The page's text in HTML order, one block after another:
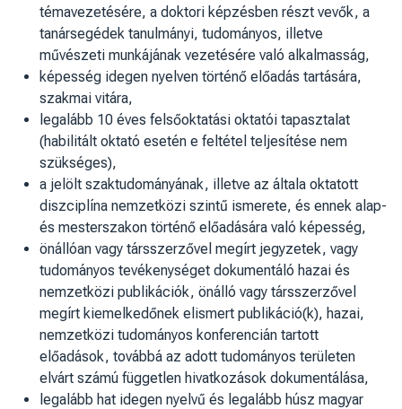
témavezetésére, a doktori képzésben részt vevők, a
tanársegédek tanulmányi, tudományos, illetve
művészeti munkájának vezetésére való alkalmasság,
képesség idegen nyelven történő előadás tartására,
szakmai vitára,
legalább 10 éves felsőoktatási oktatói tapasztalat
(habilitált oktató esetén e feltétel teljesítése nem
szükséges),
a jelölt szaktudományának, illetve az általa oktatott
diszciplína nemzetközi szintű ismerete, és ennek alap-
és mesterszakon történő előadására való képesség,
önállóan vagy társszerzővel megírt jegyzetek, vagy
tudományos tevékenységet dokumentáló hazai és
nemzetközi publikációk, önálló vagy társszerzővel
megírt kiemelkedőnek elismert publikáció(k), hazai,
nemzetközi tudományos konferencián tartott
előadások, továbbá az adott tudományos területen
elvárt számú független hivatkozások dokumentálása,
legalább hat idegen nyelvű és legalább húsz magyar